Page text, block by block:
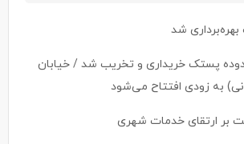
شد
پستک خریداری و تخریب شد / خیابان
بر ارتقای خدمات شهری